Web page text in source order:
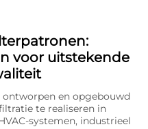
voor uitstekende
en opgebouwd
te realiseren in
systemen, industrieel